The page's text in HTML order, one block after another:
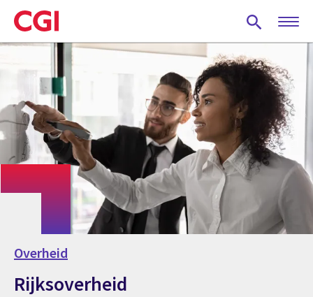
Skip
to
main
Overheid
Rijksoverheid